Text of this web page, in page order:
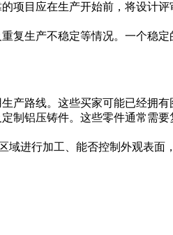
项目应在生产开始前，将设计
复生产不稳定等情况。一个稳
路线。这些买家可能已经拥有
制铝压铸件。这些零件通常需
进行加工、能否控制外观表面